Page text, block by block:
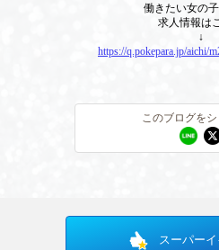
働きたい女の
求人情報は
↓
https://q.pokepara.jp/aichi/
このブログを
このブログをシ
スーパー
このお店をシ
北海道